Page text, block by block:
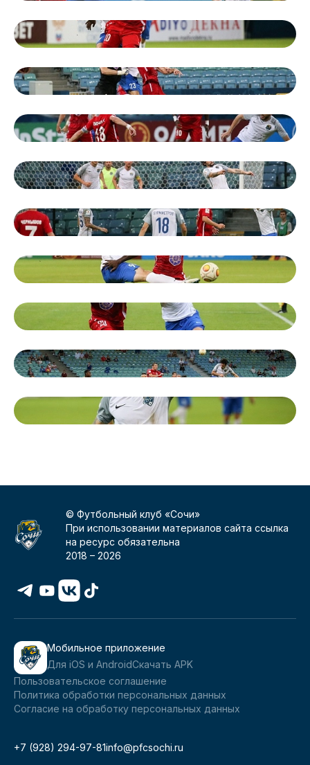
© Футбольный клуб «Сочи»
При использовании материалов сайта ссылка
на ресурс обязательна
2018 –2026
Мобильное приложение
Для iOS и AndroidСкачать APK
Пользовательское соглашение
Политика обработки персональных данных
Согласие на обработку персональных данных
+7 (928) 294-97-81info@pfcsochi.ru